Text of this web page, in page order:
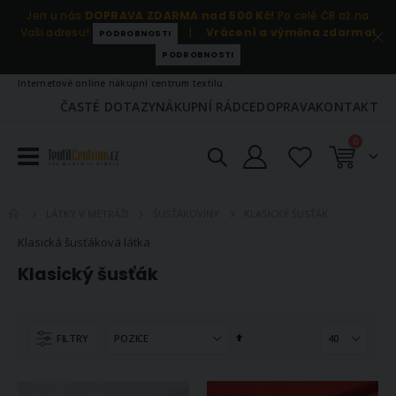
Jen u nás DOPRAVA ZDARMA nad 500 Kč! Po celé ČR až na
Vaši adresu!
PODROBNOSTI | Vrácení a výměna zdarma!
PODROBNOSTI
Internetové online nákupní centrum textilu.
ČASTÉ DOTAZYNÁKUPNÍ RÁDCEDOPRAVAKONTAKT
Košík
0položky
Klasická šusťáková látka
Klasický šusťák
FILTRY
Nastavit